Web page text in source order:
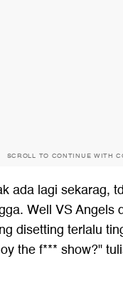
SCROLL TO CONTINUE WITH
ada lagi sekarag,
Well VS Angels
disetting terlalu
the f*** show?"